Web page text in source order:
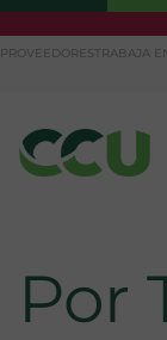
al
PROVEEDORES TRABAJA
Por